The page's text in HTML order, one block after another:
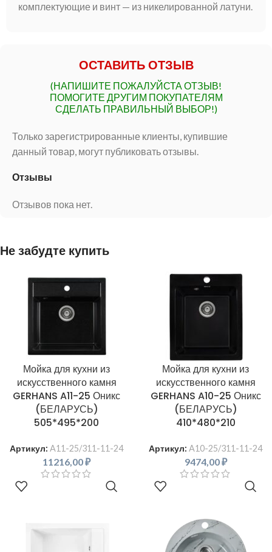
комплектующие и винт — из никелированной латуни.
ОСТАВИТЬ ОТЗЫВ
(НАПИШИТЕ ПОЖАЛУЙСТА ОТЗЫВ!
ПОМОГИТЕ ДРУГИМ ПОКУПАТЕЛЯМ
СДЕЛАТЬ ПРАВИЛЬНЫЙ ВЫБОР!)
Отзывы
Отзывов пока нет.
Только зарегистрированные клиенты, купившие
данный товар, могут публиковать отзывы.
Не забудте купить
Мойка для кухни из
искусственного камня
GERHANS A11-25 Оникс
(БЕЛАРУСЬ)
505*495*200
Артикул: A11-25/311-11-24
11216,00₽
Мойка для кухни из
искусственного камня
GERHANS A10-25 Оникс
(БЕЛАРУСЬ)
410*480*210
Артикул: A10-25/311-11-24
9474,00₽